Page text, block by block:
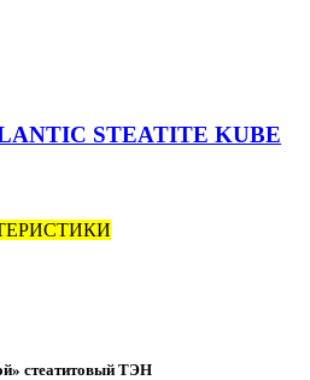
STEATITE KUBE
стеатитовый ТЭН